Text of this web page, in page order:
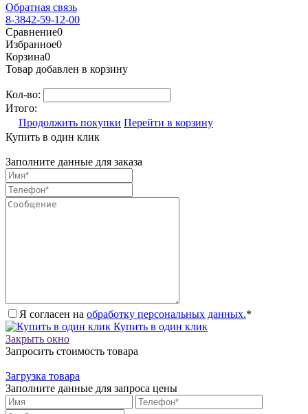
Обратная связь
8-3842-59-12-00
Сравнение0
Избранное0
Корзина0
Товар добавлен в корзину
Кол-во:
Итого:
Продолжить покупки Перейти в корзину
Купить в один клик
Заполните данные для заказа
Я согласен на обработку персональных данных.*
Купить в один клик
Закрыть окно
Запросить стоимость товара
Загрузка товара
Заполните данные для запроса цены